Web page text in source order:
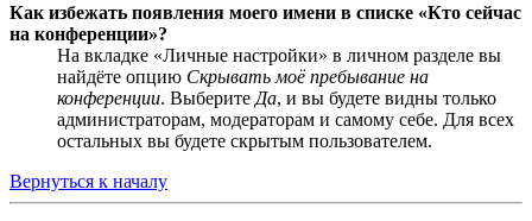
Как избежать появления моего имени в списке «Кто сейчас
на конференции»?
На вкладке «Личные настройки» в личном разделе вы
найдёте опцию Скрывать моё пребывание на
конференции. Выберите Да, и вы будете видны только
администраторам, модераторам и самому себе. Для всех
остальных вы будете скрытым пользователем.
Вернуться к началу